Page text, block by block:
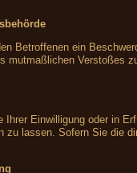
Betroffenen ein
Verstoßes
Einwilligung oder in
lassen. Sofern Sie die